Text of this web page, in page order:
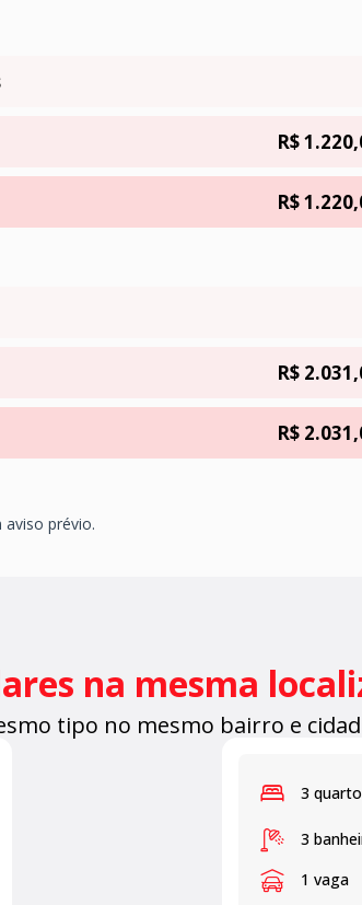
R$
R$
R$
R$
prévio.
na mesma
tipo no mesmo bairro e
3
3
1 vaga